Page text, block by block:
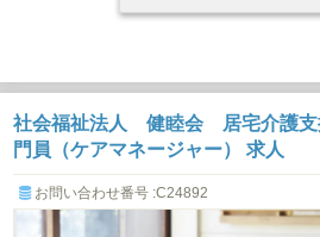
社会福祉法人 健睦会 居宅介護支
門員（ケアマネージャー） 求人
お問い合わせ番号 :C24892